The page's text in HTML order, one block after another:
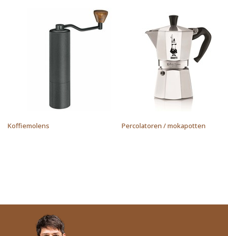
Koffiemolens Percolatoren / mokapotten